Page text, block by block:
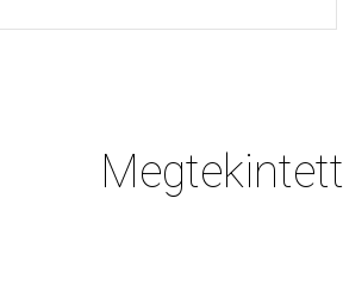
Megtekintett